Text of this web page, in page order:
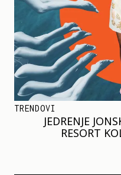
TRENDOVI
JEDRENJE
RESORT